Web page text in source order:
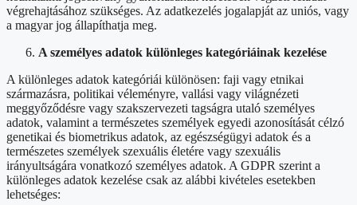
végrehajtásához szükséges. Az adatkezelés jogalapját az uniós, vagy
a magyar jog állapíthatja meg.
A személyes adatok különleges kategóriáinak kezelése
A különleges adatok kategóriái különösen: faji vagy etnikai
származásra, politikai véleményre, vallási vagy világnézeti
meggyőződésre vagy szakszervezeti tagságra utaló személyes
adatok, valamint a természetes személyek egyedi azonosítását célzó
genetikai és biometrikus adatok, az egészségügyi adatok és a
természetes személyek szexuális életére vagy szexuális
irányultságára vonatkozó személyes adatok. A GDPR szerint a
különleges adatok kezelése csak az alábbi kivételes esetekben
lehetséges: